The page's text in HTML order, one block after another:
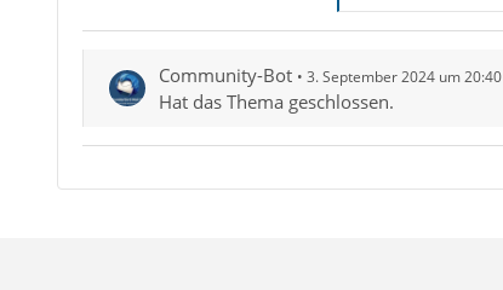
Community-Bot 3. September 2024 um 20:40
Hat das Thema geschlossen.